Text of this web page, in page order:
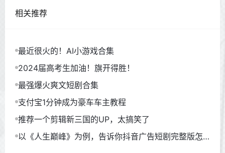
相关推荐
最近很火的！AI小游戏合集
2024届高考生加油！旗开得胜！
最强爆火爽文短剧合集
支付宝1分钟成为豪车车主教程
推荐一个剪辑新三国的UP，太搞笑了
以《人生巅峰》为例，告诉你抖音广告短剧完整版怎